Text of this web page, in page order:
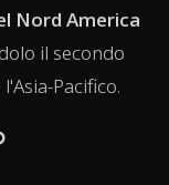
Nord America
il secondo
Pacifico.